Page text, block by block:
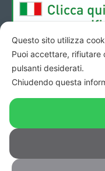
Copyright © 2026 -
di Pesaro n. 140952 -
Questo sito utilizza
Puoi accettare, rifiutare
pulsanti desiderati.
Chiudendo questa